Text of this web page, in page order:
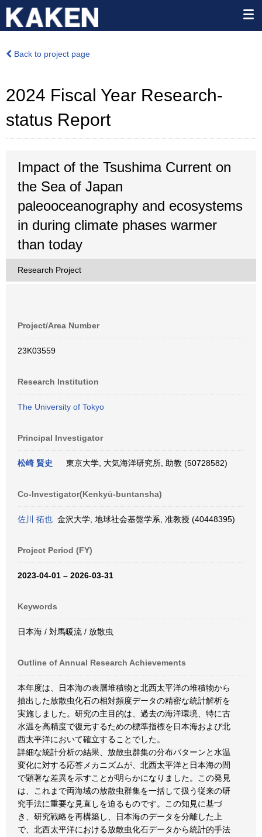
Back to project page
2024 Fiscal Year Research-
status Report
Impact of the Tsushima Current on
the Sea of Japan
paleooceanography and ecosystems
in during climate phases warmer
than today
Research Project
Project/Area Number
23K03559
Research Institution
The University of Tokyo
Principal Investigator
松崎 賢史 東京大学, 大気海洋研究所, 助教 (50728582)
Co-Investigator(Kenkyū-buntansha)
佐川 拓也 金沢大学, 地球社会基盤学系, 准教授 (40448395)
Project Period (FY)
2023-04-01 – 2026-03-31
Keywords
日本海 / 対馬暖流 / 放散虫
Outline of Annual Research Achievements
本年度は、日本海の表層堆積物と北西太平洋の堆積物から
抽出した放散虫化石の相対頻度データの精密な統計解析を
実施しました。研究の主目的は、過去の海洋環境、特に古
水温を高精度で復元するための標準指標を日本海および北
西太平洋において確立することでした。
詳細な統計分析の結果、放散虫群集の分布パターンと水温
変化に対する応答メカニズムが、北西太平洋と日本海の間
で顕著な差異を示すことが明らかになりました。この発見
は、これまで両海域の放散虫群集を一括して扱う従来の研
究手法に重要な見直しを迫るものです。この知見に基づ
き、研究戦略を再構築し、日本海のデータを分離した上
で、北西太平洋における放散虫化石データから統計的手法